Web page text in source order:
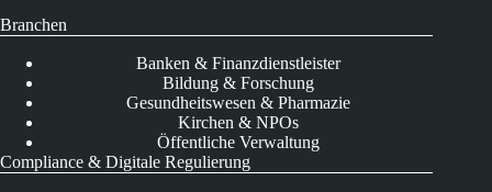
Branchen
Banken & Finanzdienstleister
Bildung & Forschung
Gesundheitswesen & Pharmazie
Kirchen & NPOs
Öffentliche Verwaltung
Compliance & Digitale Regulierung